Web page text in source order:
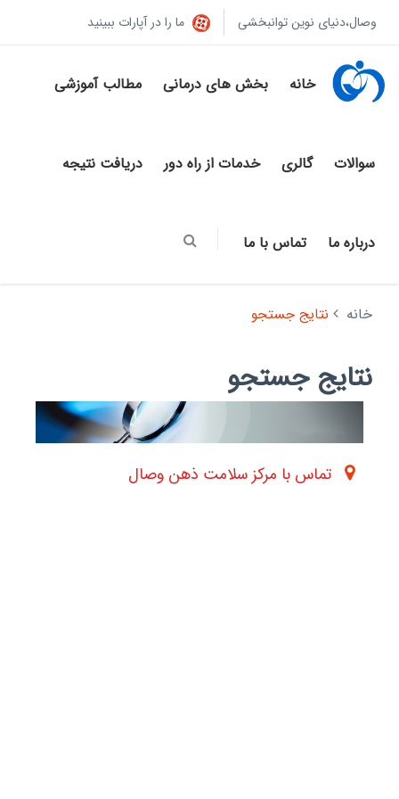
وصال،دنیای نوین توانبخشی ما را در آپارات ببینید
خانه بخش های درمانی مطالب آموزشی
سوالات گالری خدمات از راه دور دریافت نتیجه
درباره ما تماس با ما
خانه نتایج جستجو
نتایج جستجو
تماس با مرکز سلامت ذهن وصال